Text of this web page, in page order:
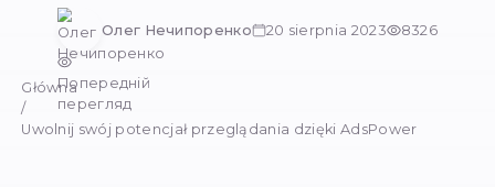
Zwiększ wydajność reklam: podłącz serwer
Ads Power. Zapewnij niezawodne